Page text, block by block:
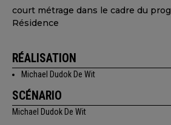
court métrage dans le cadre du
Résidence
RÉALISATION
Michael Dudok De Wit
SCÉNARIO
Michael Dudok De Wit